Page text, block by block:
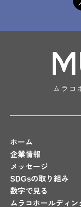
ムラコ
ホーム
企業情報
メッセージ
SDGsの取り組み
数字で見る
ムラコホールディン